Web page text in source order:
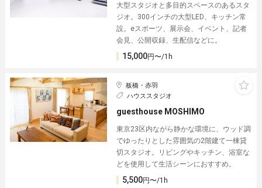
大型スタジオと多目的スペースのあるスタ
ジオ。300インチの大型LED、キッチン常
設。eスポーツ、展示会、イベント、記者
会見、公開収録、生配信などに。
15,000円〜/1h
板橋・赤羽
ハウススタジオ
guesthouse MOSHIMO
東京23区内ながら静かな環境に、ウッド調
でゆったりとした雰囲気の2階建て一棟貸
切スタジオ。リビングやキッチン、浴室な
どを使用して生活シーンにおすすめ。
5,500円〜/1h